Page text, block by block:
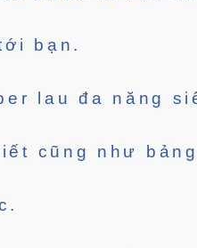
bạn.
lau đa năng
cũng như